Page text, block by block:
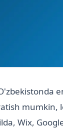
mumkin,
Wix,